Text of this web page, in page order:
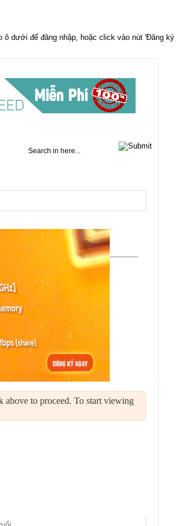
above to proceed. To start viewing